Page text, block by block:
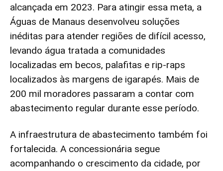
alcançada em 2023. Para atingir essa meta, a
Águas de Manaus desenvolveu soluções
inéditas para atender regiões de difícil acesso,
levando água tratada a comunidades
localizadas em becos, palafitas e rip-raps
localizados às margens de igarapés. Mais de
200 mil moradores passaram a contar com
abastecimento regular durante esse período.
A infraestrutura de abastecimento também foi
fortalecida. A concessionária segue
acompanhando o crescimento da cidade, por